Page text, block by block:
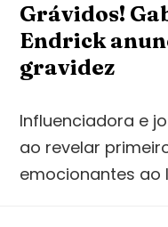
Grávidos!
Endrick
gravidez
Influenciadora e
ao revelar
emocionantes ao